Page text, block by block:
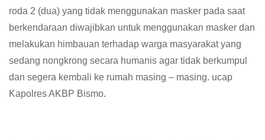
roda 2 (dua) yang tidak menggunakan masker pada saat
berkendaraan diwajibkan untuk menggunakan masker dan
melakukan himbauan terhadap warga masyarakat yang
sedang nongkrong secara humanis agar tidak berkumpul
dan segera kembali ke rumah masing – masing. ucap
Kapolres AKBP Bismo.